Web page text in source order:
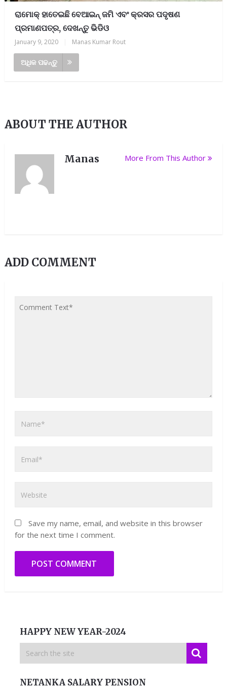
ରାମୋକ୍ ହାତେଇଛି ବେଆଇନ୍ ଜମି ଏବଂ କ୍ରସର ପଦୃଷଣ
ପ୍ରମାଣପତ୍ର, ଦେଖନ୍ତୁ ଭିଡିଓ
January 9, 2020 Manas Kumar Rout
ଅଧିକ ପଢନ୍ତୁ
ABOUT THE AUTHOR
Manas More From This Author
ADD COMMENT
Save my name, email, and website in this browser
for the next time I comment.
HAPPY NEW YEAR-2024
NETANKA SALARY PENSION